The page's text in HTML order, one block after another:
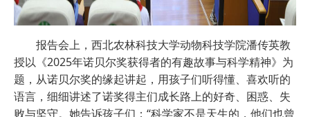
报告会上，西北农林科技大学动物科技学院潘传英教
授以《2025年诺贝尔奖获得者的有趣故事与科学精神》为
题，从诺贝尔奖的缘起讲起，用孩子们听得懂、喜欢听的
语言，细细讲述了诺奖得主们成长路上的好奇、困惑、失
败与坚守。她告诉孩子们：“科学家不是天生的，他们也曾